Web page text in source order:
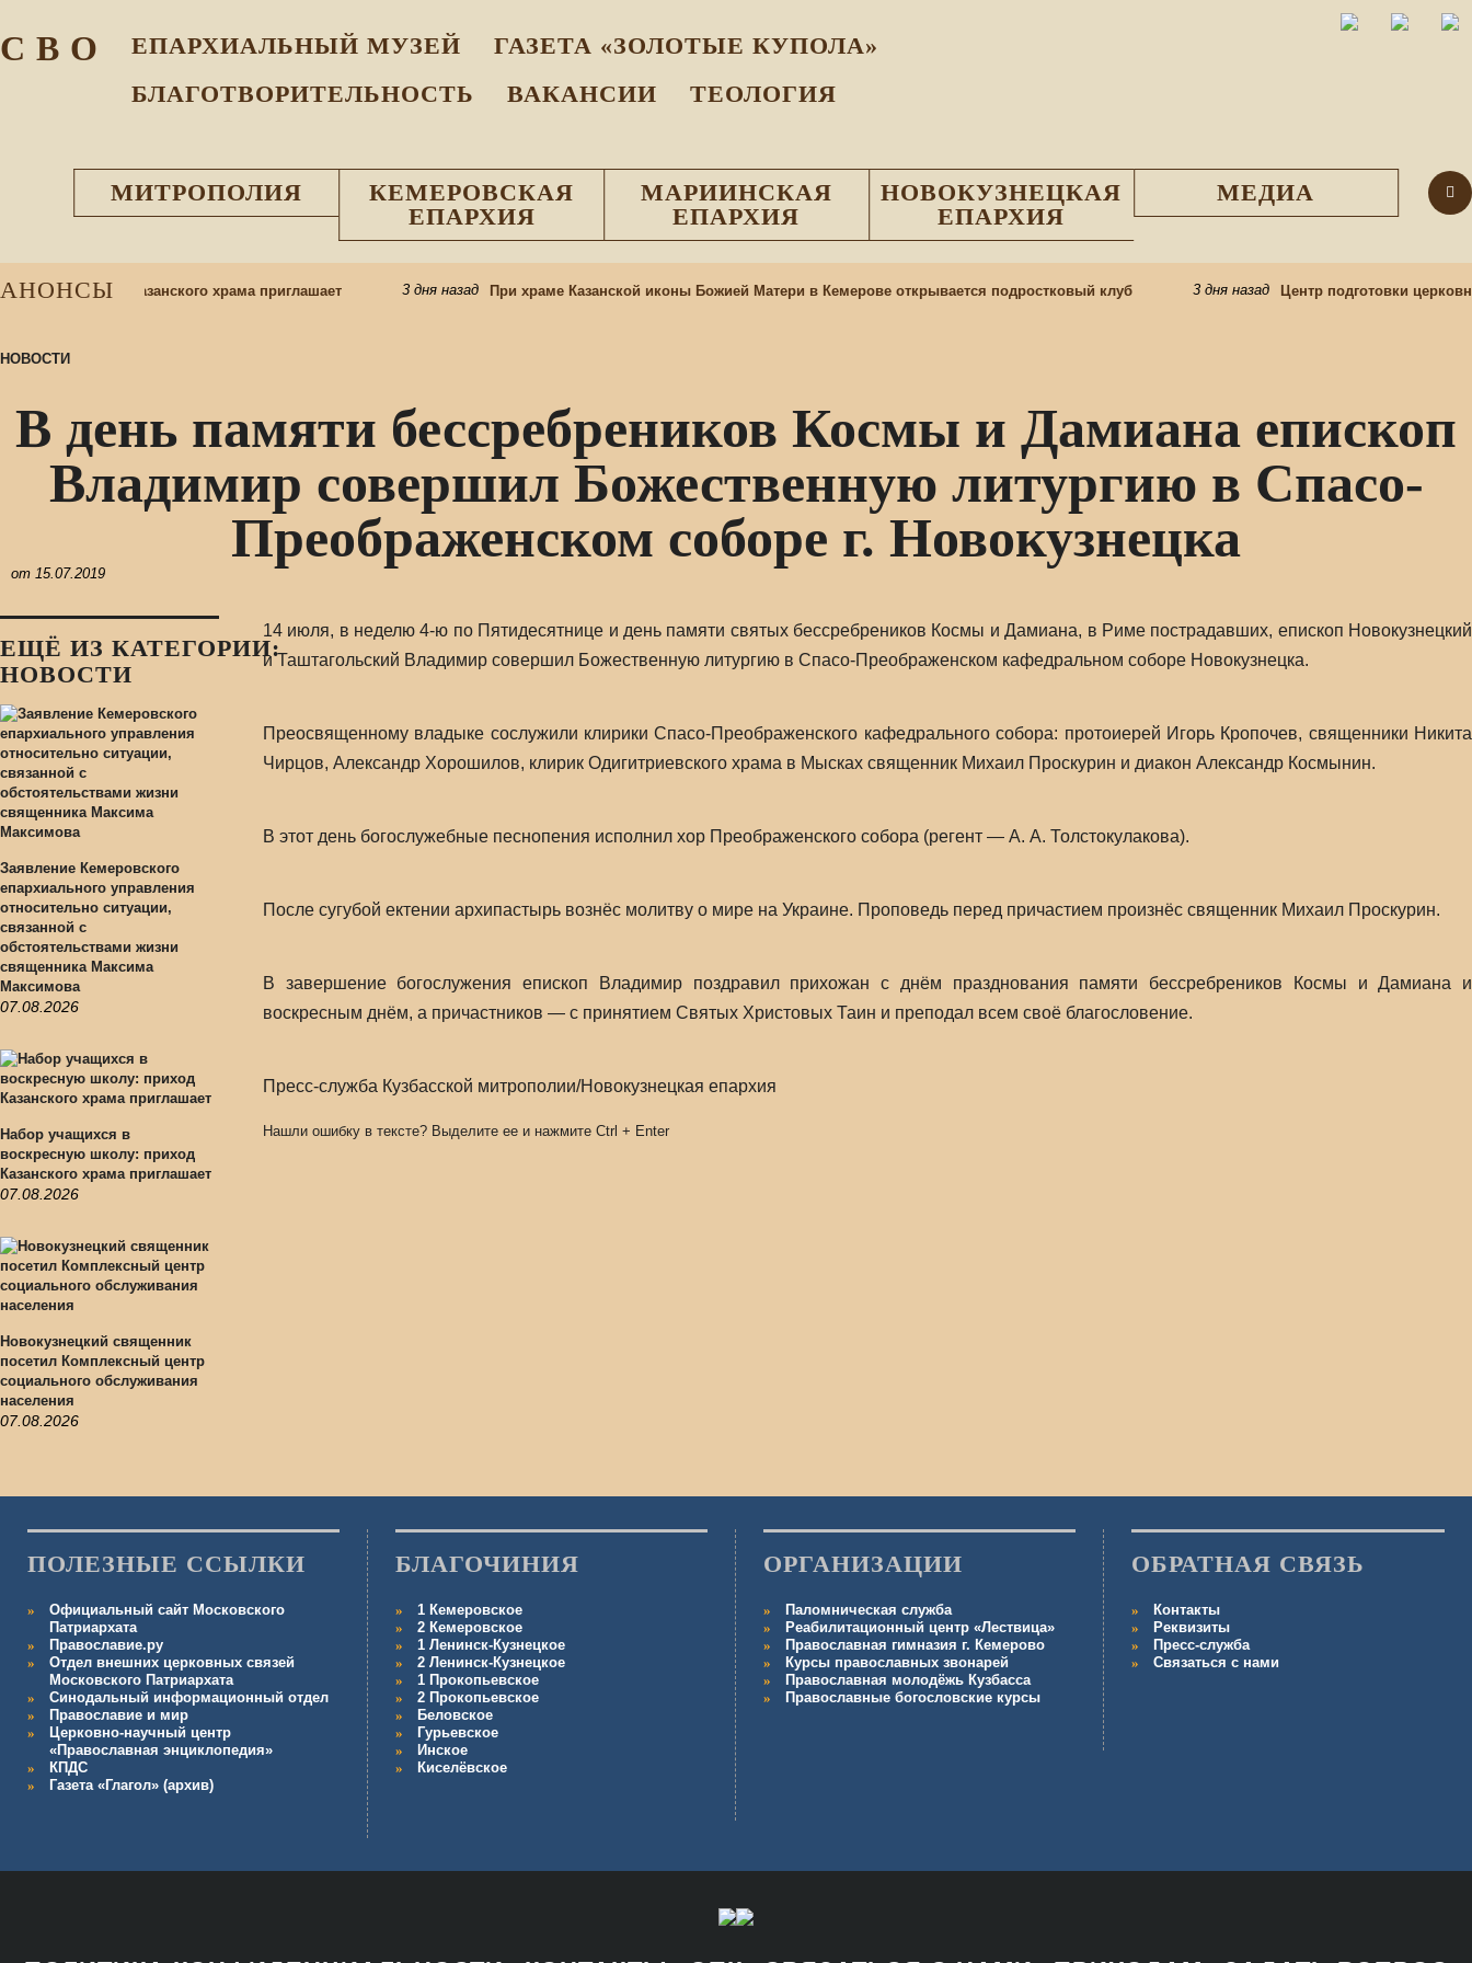
С В О ЕПАРХИАЛЬНЫЙ МУЗEЙ
ГАЗЕТА «ЗОЛОТЫЕ КУПОЛА»
БЛАГОТВОРИТЕЛЬНОСТЬ
ВАКАНСИИ ТЕОЛОГИЯ
МИТРОПОЛИЯ
КЕМЕРОВСКАЯ
ЕПАРХИЯ
МАРИИНСКАЯ
ЕПАРХИЯ
НОВОКУЗНЕЦКАЯ
ЕПАРХИЯ
МЕДИА
АНОНСЫ
приход Казанского храма приглашает 3 дня назад При храме Казанской иконы Божией Матери в Кемерове открывается подростковый клуб 3 дня назад Центр подготовки
НОВОСТИ
В день памяти бессребреников Космы и Дамиана епископ
Владимир совершил Божественную литургию в Спасо-
Преображенском соборе г. Новокузнецка
от 15.07.2019
ЕЩЁ ИЗ КАТЕГОРИИ:
НОВОСТИ
Заявление Кемеровского
епархиального управления
относительно ситуации,
связанной с
обстоятельствами жизни
священника Максима
Максимова
07.08.2026
Набор учащихся в
воскресную школу: приход
Казанского храма приглашает
07.08.2026
Новокузнецкий священник
посетил Комплексный центр
социального обслуживания
населения
07.08.2026
14 июля, в неделю 4-ю по Пятидесятнице и день памяти святых бессребреников Космы и Дамиана, в Риме пострадавших, епископ Новокузнецкий
и Таштагольский Владимир совершил Божественную литургию в Спасо-Преображенском кафедральном соборе Новокузнецка.
Преосвященному владыке сослужили клирики Спасо-Преображенского кафедрального собора: протоиерей Игорь Кропочев, священники Никита
Чирцов, Александр Хорошилов, клирик Одигитриевского храма в Мысках священник Михаил Проскурин и диакон Александр Космынин.
В этот день богослужебные песнопения исполнил хор Преображенского собора (регент — А. А. Толстокулакова).
После сугубой ектении архипастырь вознёс молитву о мире на Украине. Проповедь перед причастием произнёс священник Михаил Проскурин.
В завершение богослужения епископ Владимир поздравил прихожан с днём празднования памяти бессребреников Космы и Дамиана и
воскресным днём, а причастников — с принятием Святых Христовых Таин и преподал всем своё благословение.
Пресс-служба Кузбасской митрополии/Новокузнецкая епархия
Нашли ошибку в тексте? Выделите ее и нажмите Ctrl + Enter
ПОЛЕЗНЫЕ ССЫЛКИ
Официальный сайт Московского
Патриархата
Православие.ру
Отдел внешних церковных связей
Московского Патриархата
Синодальный информационный отдел
Православие и мир
Церковно-научный центр
«Православная энциклопедия»
КПДС
Газета «Глагол» (архив)
БЛАГОЧИНИЯ
1 Кемеровское
2 Кемеровское
1 Ленинск-Кузнецкое
2 Ленинск-Кузнецкое
1 Прокопьевское
2 Прокопьевское
Беловское
Гурьевское
Инское
Киселёвское
ОРГАНИЗАЦИИ
Паломническая служба
Реабилитационный центр «Лествица»
Православная гимназия г. Кемерово
Курсы православных звонарей
Православная молодёжь Кузбасса
Православные богословские курсы
ОБРАТНАЯ СВЯЗЬ
Контакты
Реквизиты
Пресс-служба
Связаться с нами